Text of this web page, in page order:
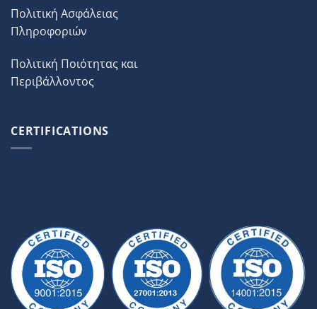
Πολιτική Ασφάλειας
Πληροφοριών
Πολιτική Ποιότητας και
Περιβάλλοντος
CERTIFICATIONS